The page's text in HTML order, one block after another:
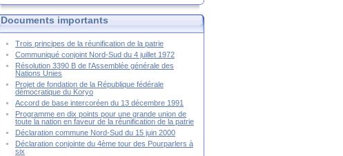
Documents importants
Trois principes de la réunification de la patrie
Communiqué conjoint Nord-Sud du 4 juillet 1972
Résolution 3390 B de l'Assemblée générale des
Nations Unies
Projet de fondation de la République fédérale
démocratique du Koryo
Accord de base intercoréen du 13 décembre 1991
Programme en dix points pour une grande union de
toute la nation en faveur de la réunification de la patrie
Déclaration commune Nord-Sud du 15 juin 2000
Déclaration conjointe du 4ème tour des Pourparlers à
six